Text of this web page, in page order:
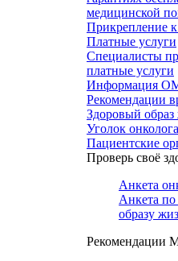
медицинской
Прикрепление к
Платные услуги
Специалисты
платные услуги
Информация
Рекомендации
Здоровый
Уголок онколога
Пациентские
Проверь своё
Анкета
Анкета
образу
Рекомендации